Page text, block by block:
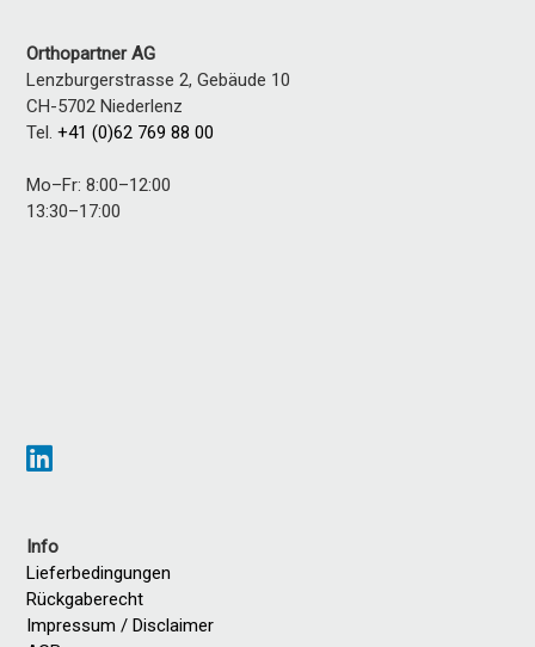
Orthopartner AG
Lenzburgerstrasse 2, Gebäude 10
CH-5702 Niederlenz
Tel.+41 (0)62 769 88 00
Mo–Fr: 8:00–12:00
13:30–17:00
Info
Lieferbedingungen
Rückgaberecht
Impressum / Disclaimer